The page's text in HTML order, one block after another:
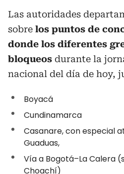
Las autoridades
sobre los puntos de
donde los diferentes
bloqueos durante la
nacional del día de hoy,
Boyacá
Cundinamarca
Casanare, con especial
Guaduas,
Vía a Bogotá–La Calera
Choachí)